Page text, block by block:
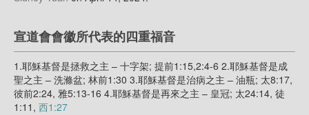
宣道會會徽所代表的四重福音
1.耶穌基督是拯救之主 – 十字架; 提前1:15,2:4-6 2.耶穌基督是成
聖之主 – 洗滌盆; 林前1:30 3.耶穌基督是治病之主 – 油瓶; 太8:17,
彼前2:24, 雅5:13-16 4.耶穌基督是再來之主 – 皇冠; 太24:14, 徒
1:11, 西1:27